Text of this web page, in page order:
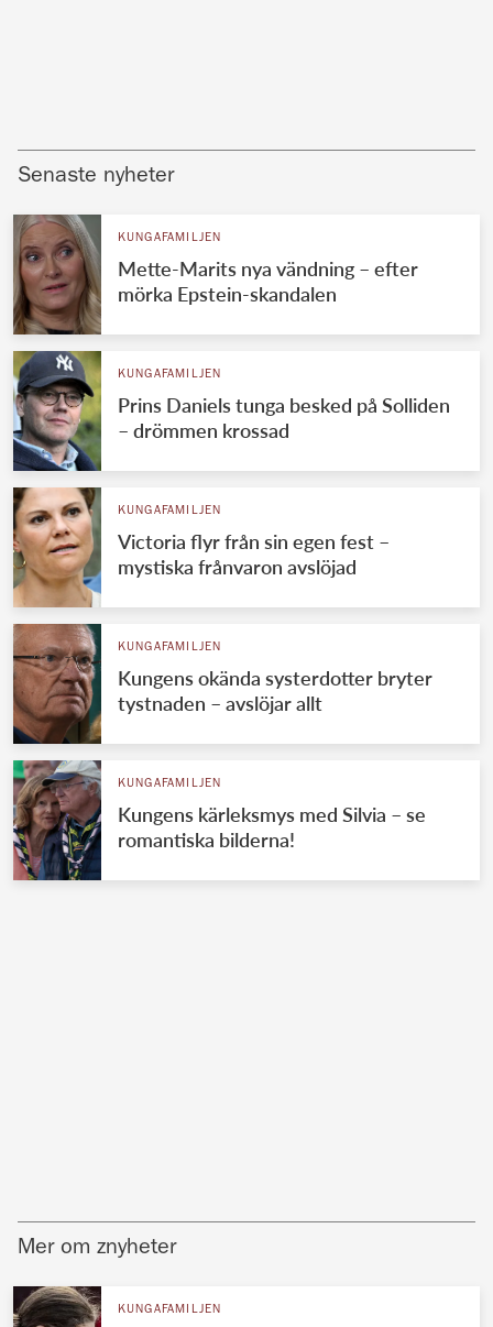
Senaste nyheter
KUNGAFAMILJEN
Mette-Marits nya vändning – efter
mörka Epstein-skandalen
KUNGAFAMILJEN
Prins Daniels tunga besked på Solliden
– drömmen krossad
KUNGAFAMILJEN
Victoria flyr från sin egen fest –
mystiska frånvaron avslöjad
KUNGAFAMILJEN
Kungens okända systerdotter bryter
tystnaden – avslöjar allt
KUNGAFAMILJEN
Kungens kärleksmys med Silvia – se
romantiska bilderna!
Mer om znyheter
KUNGAFAMILJEN